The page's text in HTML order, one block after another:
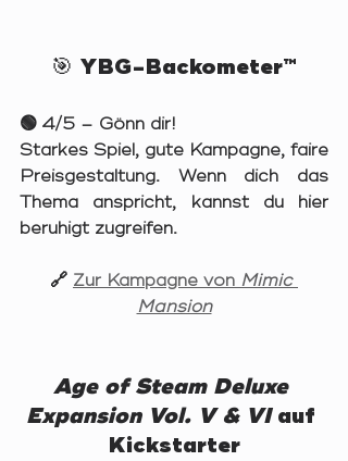
🎯 YBG-Backometer™
🟢 4/5 – Gönn dir!
Starkes Spiel, gute Kampagne, faire
Preisgestaltung. Wenn dich das
Thema anspricht, kannst du hier
beruhigt zugreifen.
🔗 Zur Kampagne von Mimic
Mansion
Age of Steam Deluxe
Expansion Vol. V & VI auf
Kickstarter